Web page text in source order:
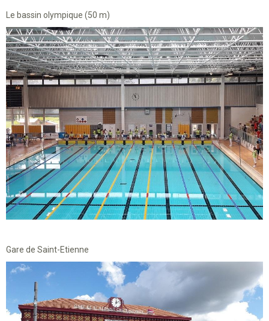
Le bassin olympique (50 m)
Gare de Saint-Etienne